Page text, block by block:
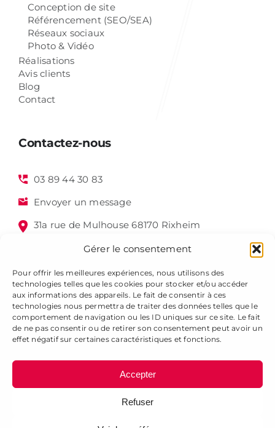
Gérer le consentement
Pour offrir les meilleures expériences, nous utilisons des
technologies telles que les cookies pour stocker et/ou accéder
aux informations des appareils. Le fait de consentir à ces
technologies nous permettra de traiter des données telles que le
comportement de navigation ou les ID uniques sur ce site. Le fait
de ne pas consentir ou de retirer son consentement peut avoir un
effet négatif sur certaines caractéristiques et fonctions.
Accepter
Refuser
Conception de site
Référencement (SEO/SEA)
Réseaux sociaux
Photo & Vidéo
Réalisations
Avis clients
Blog
Contact
Contactez-nous
03 89 44 30 83
Envoyer un message
31a rue de Mulhouse 68170 Rixheim
Alsagraphic 2025 - Tous droits réservés -Mentions légales